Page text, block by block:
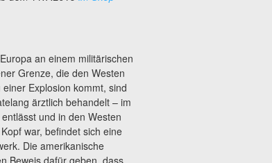
an einem militärischen
Grenze, die den Westen
Explosion kommt, sind
ärztlich behandelt – im
und in den Westen
war, befindet sich eine
Die amerikanische